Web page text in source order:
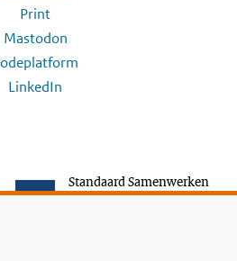
Print
Mastodon
LinkedIn
Standaard Samenwerken